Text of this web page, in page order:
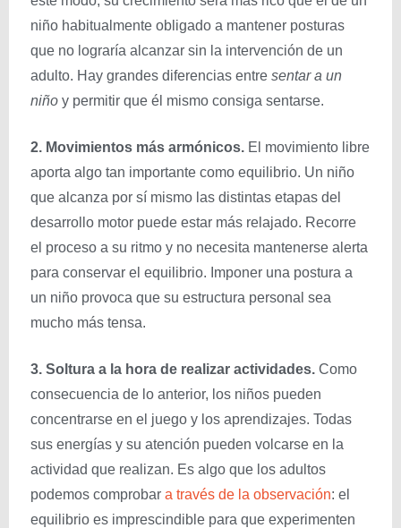
niño habitualmente obligado a mantener posturas
que no lograría alcanzar sin la intervención de un
adulto. Hay grandes diferencias entre sentar a un
niño y permitir que él mismo consiga sentarse.
2. Movimientos más armónicos. El movimiento libre
aporta algo tan importante como equilibrio. Un niño
que alcanza por sí mismo las distintas etapas del
desarrollo motor puede estar más relajado. Recorre
el proceso a su ritmo y no necesita mantenerse alerta
para conservar el equilibrio. Imponer una postura a
un niño provoca que su estructura personal sea
mucho más tensa.
3. Soltura a la hora de realizar actividades. Como
consecuencia de lo anterior, los niños pueden
concentrarse en el juego y los aprendizajes. Todas
sus energías y su atención pueden volcarse en la
actividad que realizan. Es algo que los adultos
podemos comprobar a través de la observación: el
equilibrio es imprescindible para que experimenten